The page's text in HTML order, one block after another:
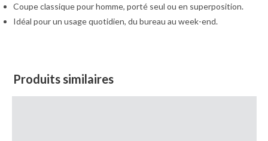
Coupe classique pour homme, porté seul ou en superposition.
Idéal pour un usage quotidien, du bureau au week-end.
Produits similaires